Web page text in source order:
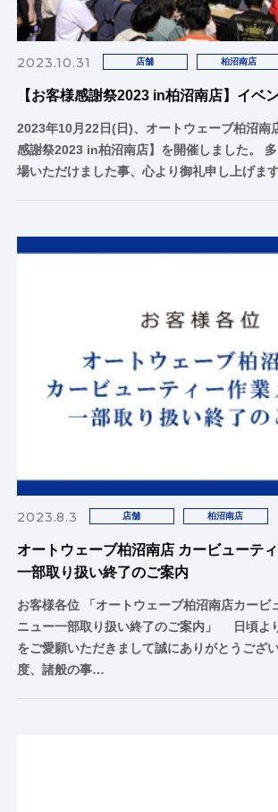
2023.10.31 店舗 柏沼南店
【お客様感謝祭2023 in柏沼南店】イベ
2023年10月22日(日)、オートウェーブ柏沼南
感謝祭2023 in柏沼南店】を開催しました。
場いただけました事、心より御礼申し上げま
2023.8.3 店舗 柏沼南店
オートウェーブ柏沼南店 カービューテ
一部取り扱い終了のご案内
お客様各位 「オートウェーブ柏沼南店カービ
ニュー一部取り扱い終了のご案内」 日頃よ
をご愛願いただきまして誠にありがとうご
度、諸般の事…